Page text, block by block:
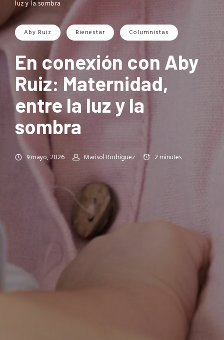
luz y la sombra
Aby Ruiz Bienestar Columnistas
En conexión con Aby
Ruiz: Maternidad,
entre la luz y la
sombra
9 mayo, 2026 Marisol Rodriguez 2minutes